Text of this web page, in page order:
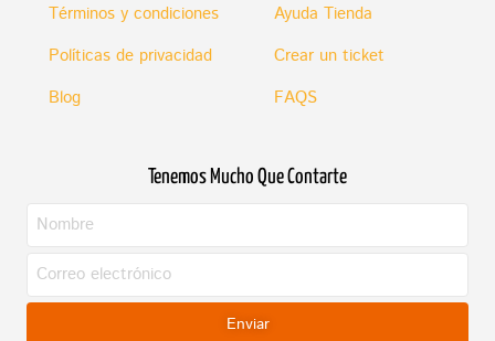
Términos y condiciones
Políticas de privacidad
Blog
Ayuda Tienda
Crear un ticket
FAQS
Tenemos Mucho Que Contarte
Enviar